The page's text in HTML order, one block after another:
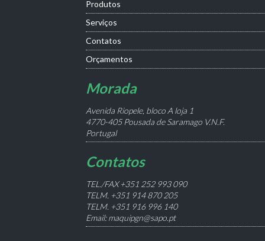
Produtos
Serviços
Contatos
Orçamentos
Morada
Avenida Riopele, bloco A loja 1
4770-405 Pousada de Saramago V.N.F.
Portugal
Contatos
TEL./FAX +351 252 993 090
TELM. +351 914 870 205
TELM. +351 916 996 140
Email: maquipgn@sapo.pt